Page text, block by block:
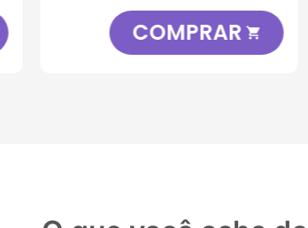
COMPRAR 